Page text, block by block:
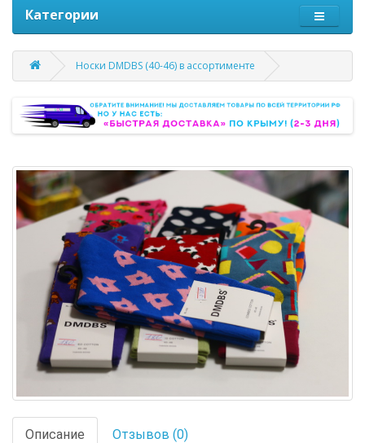
Категории
Носки DMDBS (40-46) в ассортименте
Описание Отзывов (0)